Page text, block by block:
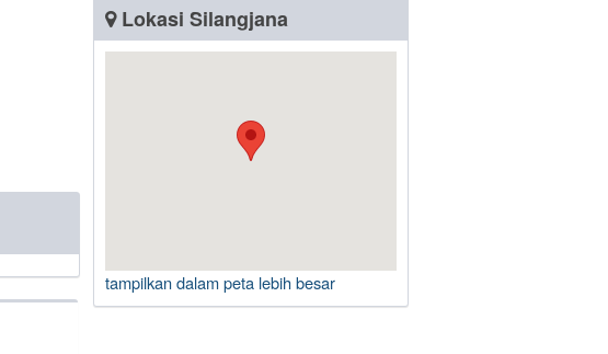
Lokasi Silangjana
tampilkan dalam peta lebih besar